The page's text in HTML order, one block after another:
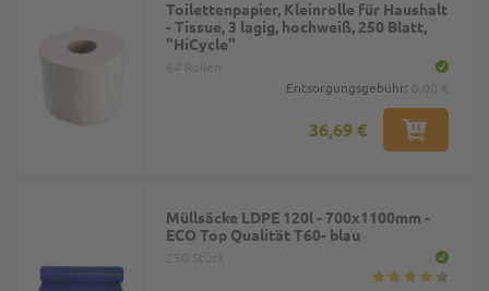
Toilettenpapier, Kleinrolle für Haushalt
- Tissue, 3 lagig, hochweiß, 250 Blatt,
"HiCycle"
Entsorgungsgebühr:
36,69 €
Müllsäcke LDPE 120l - 700x1100mm -
ECO Top Qualität T60- blau